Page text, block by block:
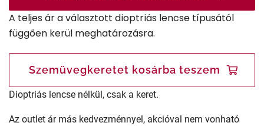
A teljes ár a választott dioptriás lencse típusától
függően kerül meghatározásra.
Szemüvegkeretet kosárba teszem
Dioptriás lencse nélkül, csak a keret.
Az outlet ár más kedvezménnyel, akcióval nem vonható